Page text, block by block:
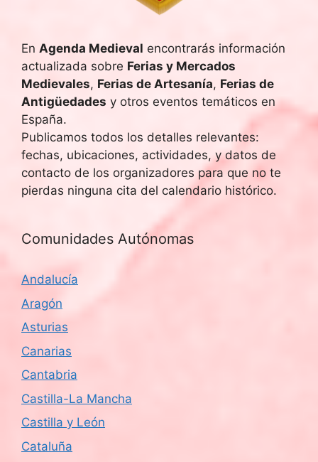
En Agenda Medieval encontrarás información
actualizada sobre Ferias y Mercados
Medievales, Ferias de Artesanía, Ferias de
Antigüedades y otros eventos temáticos en
España.
Publicamos todos los detalles relevantes:
fechas, ubicaciones, actividades, y datos de
contacto de los organizadores para que no te
pierdas ninguna cita del calendario histórico.
Comunidades Autónomas
Andalucía
Aragón
Asturias
Canarias
Cantabria
Castilla-La Mancha
Castilla y León
Cataluña